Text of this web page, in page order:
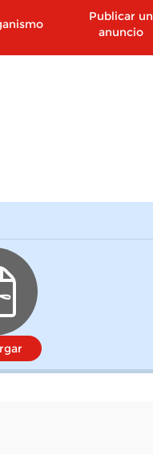
Publicar un
anuncio